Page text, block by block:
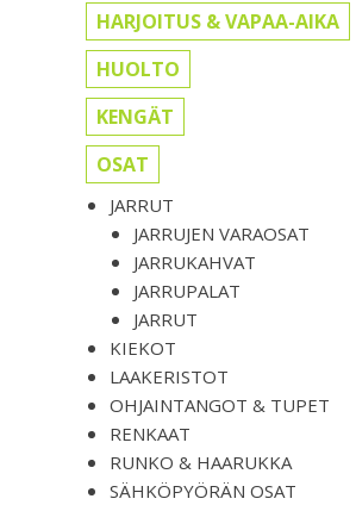
HARJOITUS & VAPAA-AIKA
HUOLTO
KENGÄT
OSAT
JARRUT
JARRUJEN VARAOSAT
JARRUKAHVAT
JARRUPALAT
JARRUT
KIEKOT
LAAKERISTOT
OHJAINTANGOT & TUPET
RENKAAT
RUNKO & HAARUKKA
SÄHKÖPYÖRÄN OSAT